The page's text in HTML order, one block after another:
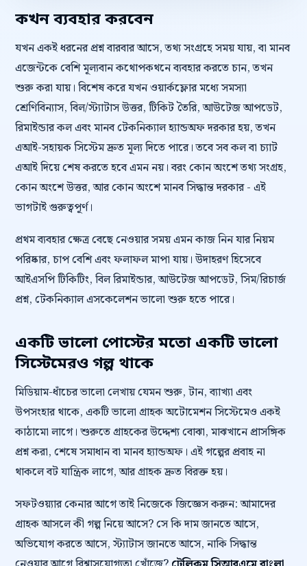
কখন ব্যবহার করবেন
যখন একই ধরনের প্রশ্ন বারবার আসে, তথ্য সংগ্রহে সময় যায়, বা মানব
এজেন্টকে বেশি মূল্যবান কথোপকথনে ব্যবহার করতে চান, তখন
শুরু করা যায়। বিশেষ করে যখন ওয়ার্কফ্লোর মধ্যে সমস্যা
শ্রেণিবিন্যাস, বিল/স্ট্যাটাস উত্তর, টিকিট তৈরি, আউটেজ আপডেট,
রিমাইন্ডার কল এবং মানব টেকনিক্যাল হ্যান্ডঅফ দরকার হয়, তখন
এআই-সহায়ক সিস্টেম দ্রুত মূল্য দিতে পারে। তবে সব কল বা চ্যাট
এআই দিয়ে শেষ করতে হবে এমন নয়। বরং কোন অংশে তথ্য সংগ্রহ,
কোন অংশে উত্তর, আর কোন অংশে মানব সিদ্ধান্ত দরকার - এই
ভাগটাই গুরুত্বপূর্ণ।
প্রথম ব্যবহার ক্ষেত্র বেছে নেওয়ার সময় এমন কাজ নিন যার নিয়ম
পরিষ্কার, চাপ বেশি এবং ফলাফল মাপা যায়। উদাহরণ হিসেবে
আইএসপি টিকিটিং, বিল রিমাইন্ডার, আউটেজ আপডেট, সিম/রিচার্জ
প্রশ্ন, টেকনিক্যাল এসকেলেশন ভালো শুরু হতে পারে।
একটি ভালো পোস্টের মতো একটি ভালো
সিস্টেমেরও গল্প থাকে
মিডিয়াম-ধাঁচের ভালো লেখায় যেমন শুরু, টান, ব্যাখ্যা এবং
উপসংহার থাকে, একটি ভালো গ্রাহক অটোমেশন সিস্টেমেও একই
কাঠামো লাগে। শুরুতে গ্রাহকের উদ্দেশ্য বোঝা, মাঝখানে প্রাসঙ্গিক
প্রশ্ন করা, শেষে সমাধান বা মানব হ্যান্ডঅফ। এই গল্পের প্রবাহ না
থাকলে বট যান্ত্রিক লাগে, আর গ্রাহক দ্রুত বিরক্ত হয়।
সফটওয়্যার কেনার আগে তাই নিজেকে জিজ্ঞেস করুন: আমাদের
গ্রাহক আসলে কী গল্প নিয়ে আসে? সে কি দাম জানতে আসে,
অভিযোগ করতে আসে, স্ট্যাটাস জানতে আসে, নাকি সিদ্ধান্ত